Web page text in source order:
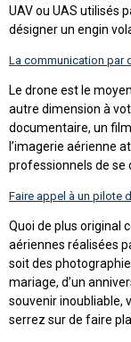
UAV ou UAS utilisés
désigner un engin
La communication par
Le drone est le
autre dimension à
documentaire, un
l’imagerie aérienne
professionnels de se
Faire appel à un pilote
Quoi de plus original
aériennes réalisées
soit des
mariage, d’un
souvenir inoubliable,
serrez sur de faire